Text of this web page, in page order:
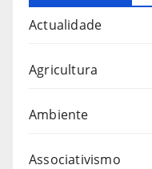
Actualidade
Agricultura
Ambiente
Associativismo